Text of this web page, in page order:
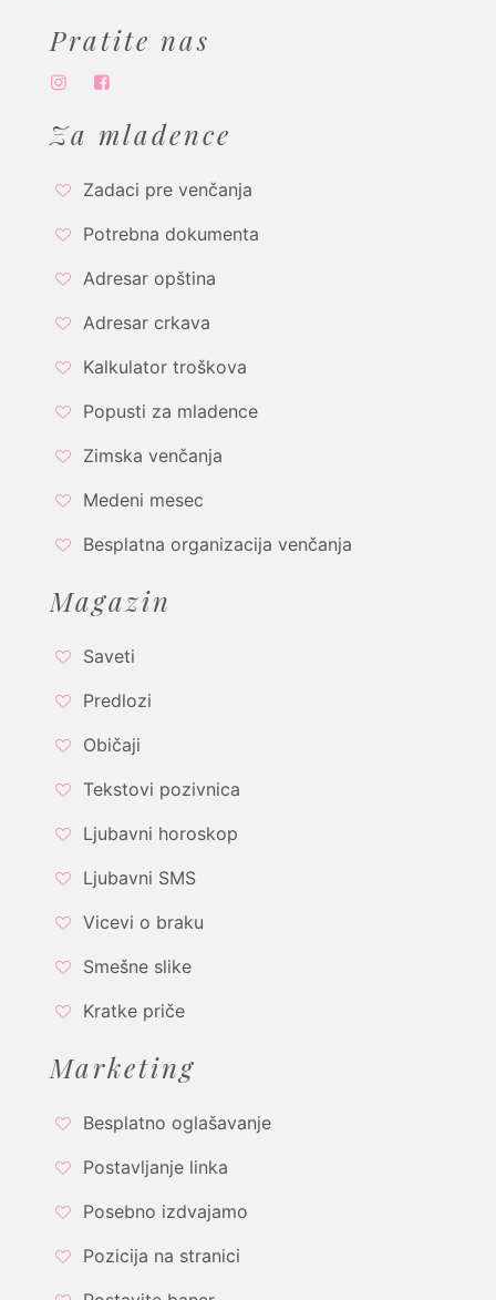
Pratite nas
Za mladence
Zadaci pre venčanja
Potrebna dokumenta
Adresar opština
Adresar crkava
Kalkulator troškova
Popusti za mladence
Zimska venčanja
Medeni mesec
Besplatna organizacija venčanja
Magazin
Saveti
Predlozi
Običaji
Tekstovi pozivnica
Ljubavni horoskop
Ljubavni SMS
Vicevi o braku
Smešne slike
Kratke priče
Marketing
Besplatno oglašavanje
Postavljanje linka
Posebno izdvajamo
Pozicija na stranici